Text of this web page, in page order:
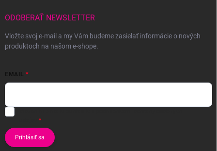
ODOBERAŤ NEWSLETTER
Vložte svoj e-mail a my Vám budeme zasielať informácie o nových
produktoch na našom e-shope.
EMAIL
Prihlásiť sa